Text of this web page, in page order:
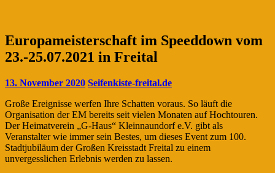
Europameisterschaft im Speeddown vom
23.-25.07.2021 in Freital
13. November 2020 Seifenkiste-freital.de
Große Ereignisse werfen Ihre Schatten voraus. So läuft die
Organisation der EM bereits seit vielen Monaten auf Hochtouren.
Der Heimatverein „G-Haus“ Kleinnaundorf e.V. gibt als
Veranstalter wie immer sein Bestes, um dieses Event zum 100.
Stadtjubiläum der Großen Kreisstadt Freital zu einem
unvergesslichen Erlebnis werden zu lassen.